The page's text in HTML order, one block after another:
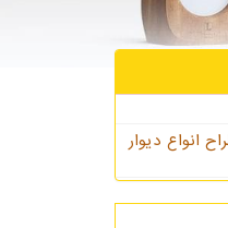
انواع دیوار